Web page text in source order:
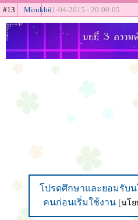
โปรดศึกษาและยอมรับ
คนก่อนเริ่มใช้งาน [นโ
#13 Mirukhu21-04-2015 - 20:00:05
โปรดศึกษาและยอมรับ
คนก่อนเริ่มใช้งาน [นโ